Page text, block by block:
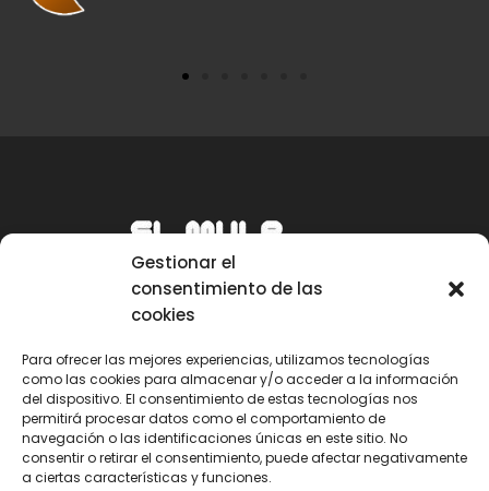
Gestionar el
consentimiento de las
cookies
Para ofrecer las mejores experiencias, utilizamos tecnologías
como las cookies para almacenar y/o acceder a la información
del dispositivo. El consentimiento de estas tecnologías nos
permitirá procesar datos como el comportamiento de
navegación o las identificaciones únicas en este sitio. No
consentir o retirar el consentimiento, puede afectar negativamente
a ciertas características y funciones.
Email
mule@mulecarajonero.com